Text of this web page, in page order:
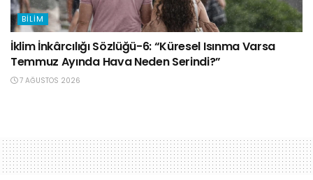
BILIM
İklim İnkârcılığı Sözlüğü-6: “Küresel Isınma Varsa
Temmuz Ayında Hava Neden Serindi?”
7 AĞUSTOS 2026